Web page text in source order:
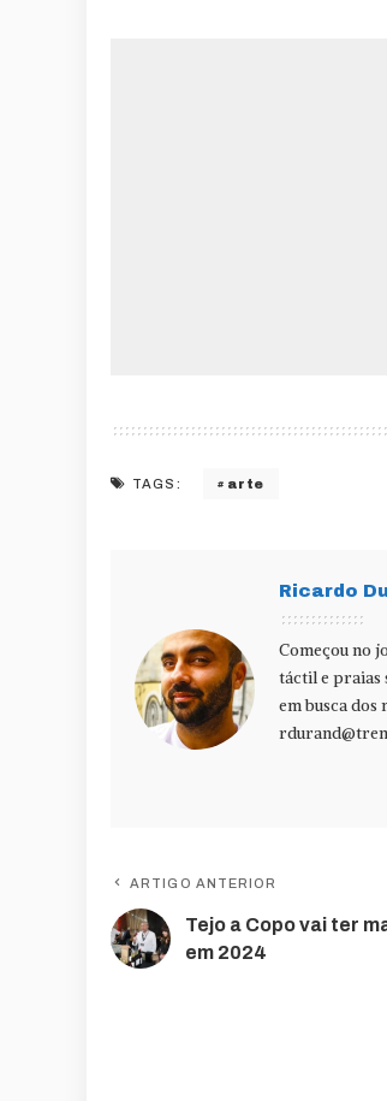
TAGS: arte
Ricardo
Começou no
táctil e praias
em busca
ARTIGO ANTERIOR
Tejo a Copo vai ter
em 2024